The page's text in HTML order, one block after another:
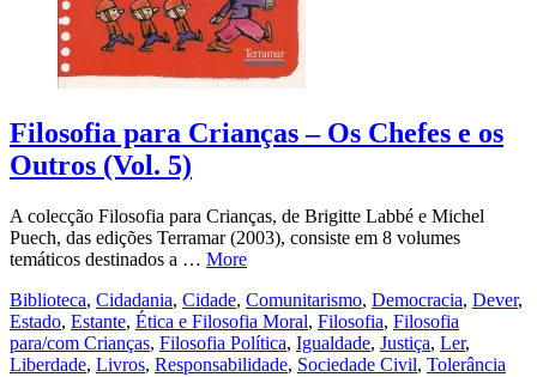
Filosofia para Crianças – Os Chefes e os
Outros (Vol. 5)
A colecção Filosofia para Crianças, de Brigitte Labbé e Michel
Puech, das edições Terramar (2003), consiste em 8 volumes
temáticos destinados a … More
Biblioteca, Cidadania, Cidade, Comunitarismo, Democracia, Dever,
Estado, Estante, Ética e Filosofia Moral, Filosofia, Filosofia
para/com Crianças, Filosofia Política, Igualdade, Justiça, Ler,
Liberdade, Livros, Responsabilidade, Sociedade Civil, Tolerância